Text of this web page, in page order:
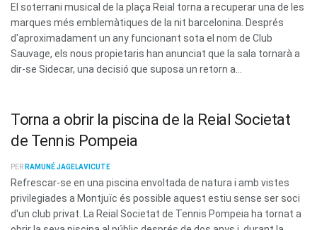
El soterrani musical de la plaça Reial torna a recuperar una de les
marques més emblemàtiques de la nit barcelonina. Després
d'aproximadament un any funcionant sota el nom de Club
Sauvage, els nous propietaris han anunciat que la sala tornarà a
dir-se Sidecar, una decisió que suposa un retorn a...
Torna a obrir la piscina de la Reial Societat
de Tennis Pompeia
PER RAMUNÉ JAGELAVICUTE
Refrescar-se en una piscina envoltada de natura i amb vistes
privilegiades a Montjuïc és possible aquest estiu sense ser soci
d'un club privat. La Reial Societat de Tennis Pompeia ha tornat a